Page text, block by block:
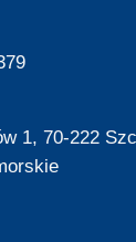
1, 70-222